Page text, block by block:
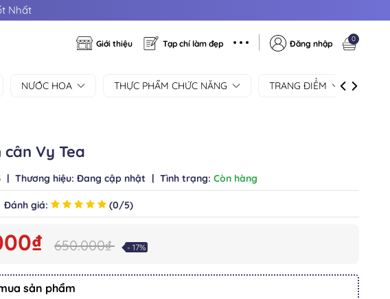
Nhất
Giới thiệu Tạp chí làm đẹp Đăng nhập 0
NƯỚC HOA THỰC PHẨM CHỨC NĂNG TRANG ĐIỂM
Vy Tea
| Thương hiệu: Đang cập nhật | Tình trạng: Còn hàng
Đánh giá: (0/5)
650.000₫ - 17%
sản phẩm